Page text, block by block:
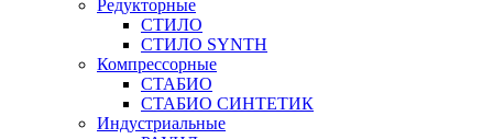
Редукторные
СТИЛО
СТИЛО SYNTH
Компрессорные
СТАБИО
СТАБИО СИНТЕТИК
Индустриальные